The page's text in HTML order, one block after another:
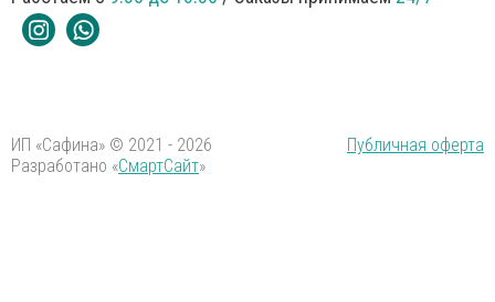
ИП «Сафина» © 2021 - 2026
Публичная оферта
Разработано «СмартСайт»